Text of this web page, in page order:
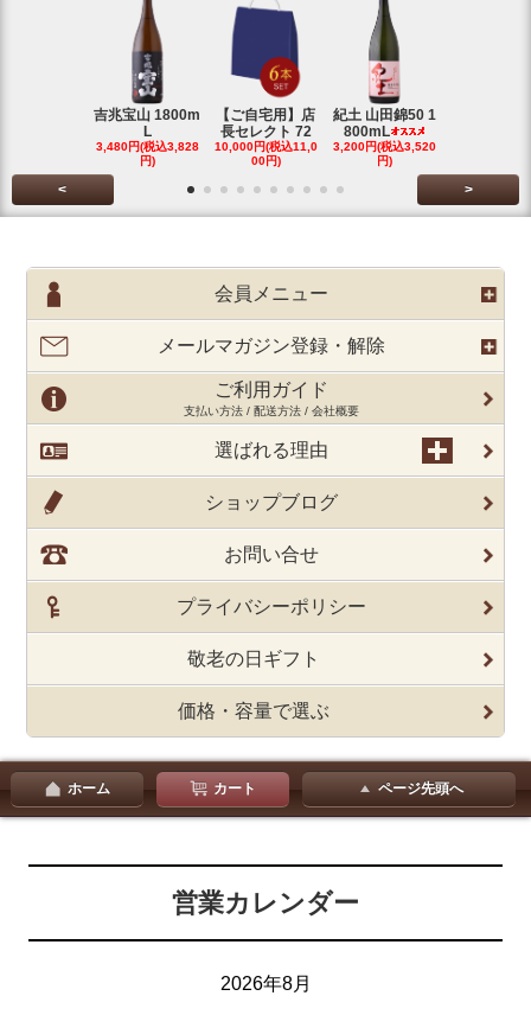
吉兆宝山 1800m
L
3,480円(税込3,828
円)
【ご自宅用】店
長セレクト 72
10,000円(税込11,0
00円)
紀土 山田錦50 1
800mL
3,200円(税込3,520
円)
< >
会員メニュー
メールマガジン登録・解除
ご利用ガイド
支払い方法 / 配送方法 / 会社概要
選ばれる理由
ショップブログ
お問い合せ
プライバシーポリシー
敬老の日ギフト
価格・容量で選ぶ
ホーム カート ページ先頭へ
営業カレンダー
2026年8月